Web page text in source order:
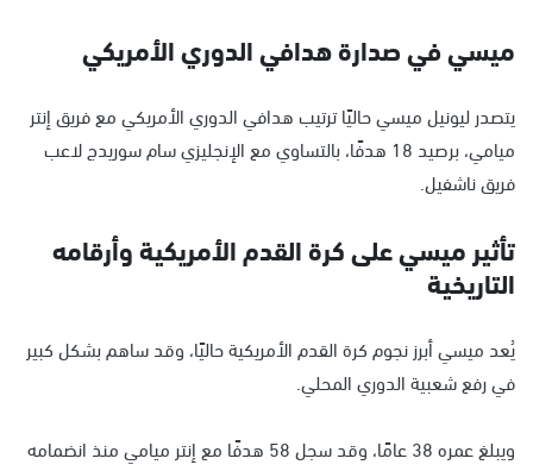
ميسي في صدارة هدافي الدوري الأمريكي
يتصدر ليونيل ميسي حاليًا ترتيب هدافي الدوري الأمريكي مع فريق إنتر
ميامي، برصيد 18 هدفًا، بالتساوي مع الإنجليزي سام سوريدج لاعب
فريق ناشفيل.
تأثير ميسي على كرة القدم الأمريكية وأرقامه
التاريخية
يُعد ميسي أبرز نجوم كرة القدم الأمريكية حاليًا، وقد ساهم بشكل كبير
في رفع شعبية الدوري المحلي.
ويبلغ عمره 38 عامًا، وقد سجل 58 هدفًا مع إنتر ميامي منذ انضمامه